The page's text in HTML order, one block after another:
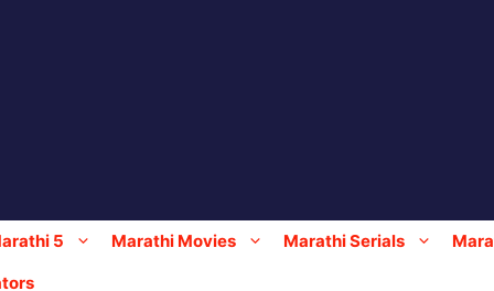
5 Marathi Movies Marathi Serials